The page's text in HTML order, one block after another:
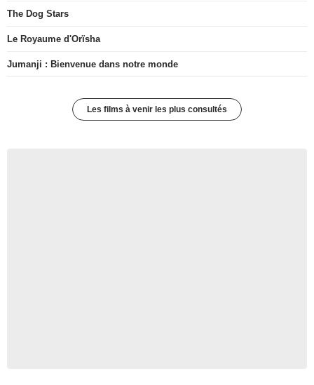
The Dog Stars
Le Royaume d'Orïsha
Jumanji : Bienvenue dans notre monde
Les films à venir les plus consultés